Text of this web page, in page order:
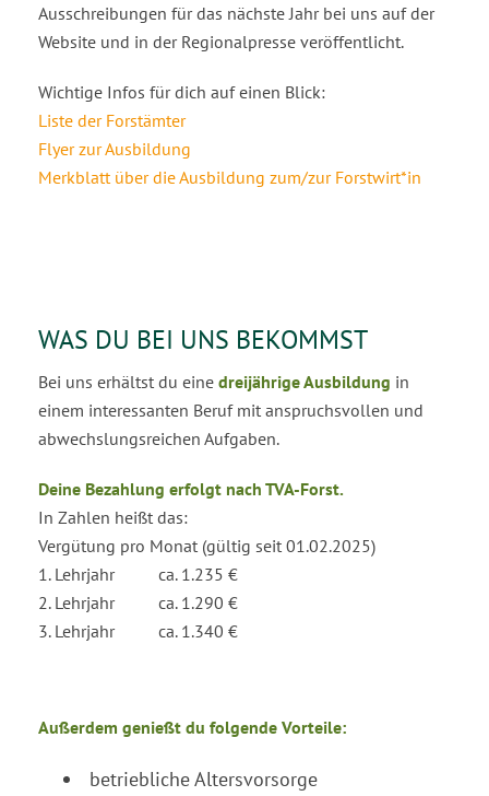
Ausschreibungen für das nächste Jahr bei uns auf der
Website und in der Regionalpresse veröffentlicht.
Wichtige Infos für dich auf einen Blick:
Liste der Forstämter
Flyer zur Ausbildung
Merkblatt über die Ausbildung zum/zur Forstwirt*in
WAS DU BEI UNS BEKOMMST
Bei uns erhältst du eine dreijährige Ausbildung in
einem interessanten Beruf mit anspruchsvollen und
abwechslungsreichen Aufgaben.
Deine Bezahlung erfolgt nach TVA-Forst.
In Zahlen heißt das:
Vergütung pro Monat (gültig seit 01.02.2025)
1. Lehrjahr ca. 1.235 €
2. Lehrjahr ca. 1.290 €
3. Lehrjahr ca. 1.340 €
Außerdem genießt du folgende Vorteile:
betriebliche Altersvorsorge